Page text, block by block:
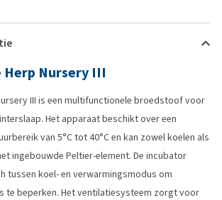
Herp Nursery III
III is een multifunctionele broedstoof voor
Het apparaat beschikt over een
van 5°C tot 40°C en kan zowel koelen als
ingebouwde Peltier-element. De incubator
tussen koel- en verwarmingsmodus om
te beperken. Het ventilatiesysteem zorgt voor